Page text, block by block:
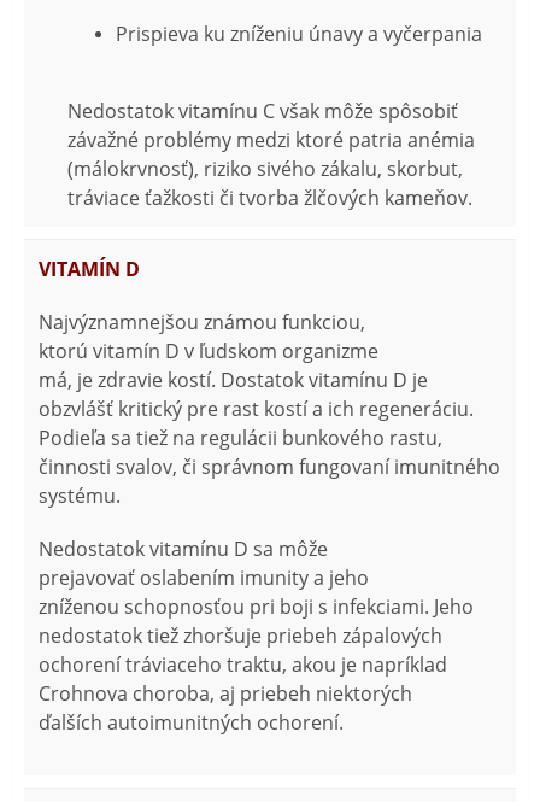
Prispieva ku zníženiu únavy a vyčerpania
Nedostatok vitamínu C však môže spôsobiť
závažné problémy medzi ktoré patria anémia
(málokrvnosť), riziko sivého zákalu, skorbut,
tráviace ťažkosti či tvorba žlčových kameňov.
VITAMÍN D
Najvýznamnejšou známou funkciou,
ktorú vitamín D v ľudskom organizme
má, je zdravie kostí. Dostatok vitamínu D je
obzvlášť kritický pre rast kostí a ich regeneráciu.
Podieľa sa tiež na regulácii bunkového rastu,
činnosti svalov, či správnom fungovaní imunitného
systému.
Nedostatok vitamínu D sa môže
prejavovať oslabením imunity a jeho
zníženou schopnosťou pri boji s infekciami. Jeho
nedostatok tiež zhoršuje priebeh zápalových
ochorení tráviaceho traktu, akou je napríklad
Crohnova choroba, aj priebeh niektorých
ďalších autoimunitných ochorení.